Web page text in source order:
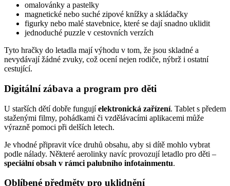
omalovánky a pastelky
magnetické nebo suché zipové knížky a skládačky
figurky nebo malé stavebnice, které se dají snadno uklidit
jednoduché puzzle v cestovních verzích
Tyto hračky do letadla mají výhodu v tom, že jsou skladné a
nevydávají žádné zvuky, což ocení nejen rodiče, nýbrž i ostatní
cestující.
Digitální zábava a program pro děti
U starších dětí dobře fungujíelektronická zařízení. Tablet s předem
staženými filmy, pohádkami či vzdělávacími aplikacemi může
výrazně pomoci při delších letech.
Je vhodné připravit více druhů obsahu, aby si dítě mohlo vybrat
podle nálady. Některé aerolinky navíc provozují letadlo pro děti –
speciální obsah v rámci palubního infotainmentu.
Oblíbené předměty pro uklidnění